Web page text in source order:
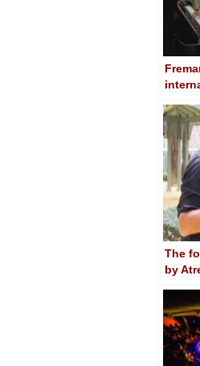
The
by